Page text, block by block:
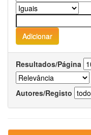
Resultados/Página
Autores/Registo